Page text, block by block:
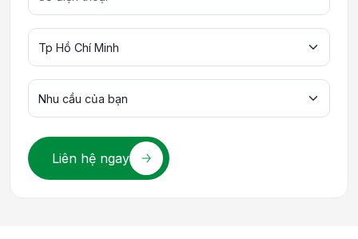
Liên hệ ngay